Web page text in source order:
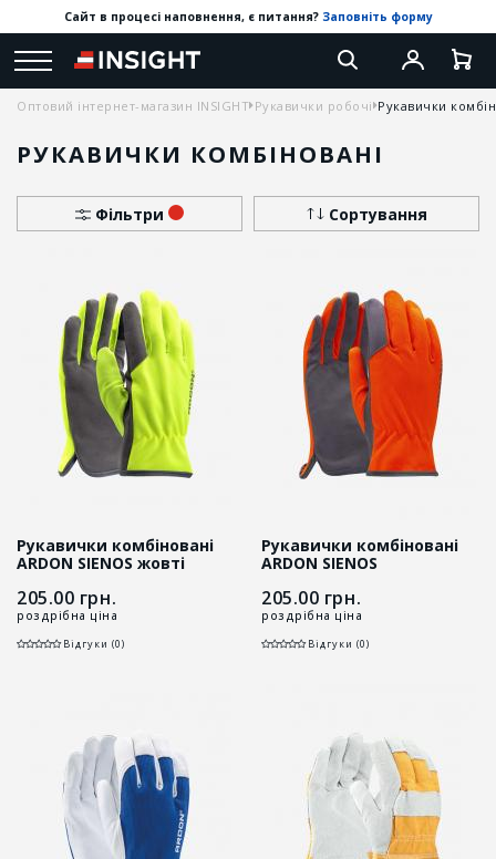
Сайт в процесі наповнення, є питання? Заповніть форму
Оптовий інтернет-магазин INSIGHT Рукавички робочі Рукавички
РУКАВИЧКИ КОМБІНОВАНІ
Фільтри Сортування
Рукавички комбіновані
ARDON SIENOS жовті
205.00 грн.
роздрібна ціна
Відгуки (0)
Рукавички комбіновані
ARDON SIENOS
205.00 грн.
роздрібна ціна
Відгуки (0)